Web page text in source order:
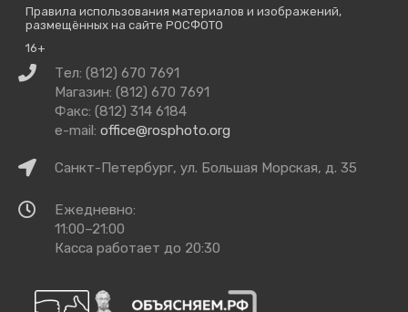
Правила использования материалов и изображений,
размещённых на сайте РОСФОТО
16+
Связаться
нами
Тел: (812) 670 7691
Магазин: (812) 670 7691
Факс: (812) 314 6184
e-mail: office@rosphoto.org
КакСанкт-Петербург, ул. Большая Морская, д. 35
Время
работы
Ежедневно:
11:00–21:00
Касса работает до 20:30